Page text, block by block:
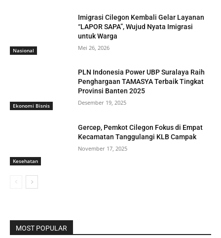
Nasional
Imigrasi Cilegon Kembali Gelar Layanan
“LAPOR SAPA”, Wujud Nyata Imigrasi
untuk Warga
Mei 26, 2026
Ekonomi Bisnis
PLN Indonesia Power UBP Suralaya Raih
Penghargaan TAMASYA Terbaik Tingkat
Provinsi Banten 2025
Desember 19, 2025
Kesehatan
Gercep, Pemkot Cilegon Fokus di Empat
Kecamatan Tanggulangi KLB Campak
November 17, 2025
MOST POPULAR